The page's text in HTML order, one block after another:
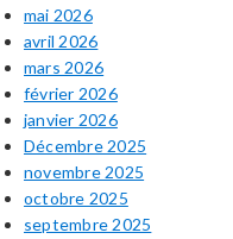
mai 2026
avril 2026
mars 2026
février 2026
janvier 2026
Décembre 2025
novembre 2025
octobre 2025
septembre 2025